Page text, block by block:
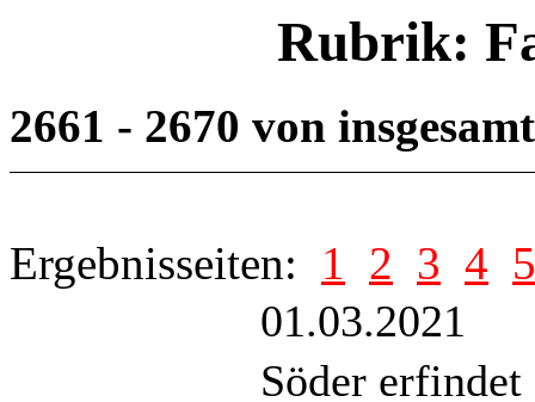
Rubrik:
2661 - 2670 von
Ergebnisseiten: 1 2 3 4 5
01.03.2021
Söder